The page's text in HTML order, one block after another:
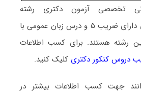
تخصصی آزمون دکتری رشته
دارای ضریب ۵ و درس زبان عمومی با
این رشته هستند. برای کسب اطلاعات
دروس کنکور دکتری کلیک کنید.
جهت کسب اطلاعات بیشتر در